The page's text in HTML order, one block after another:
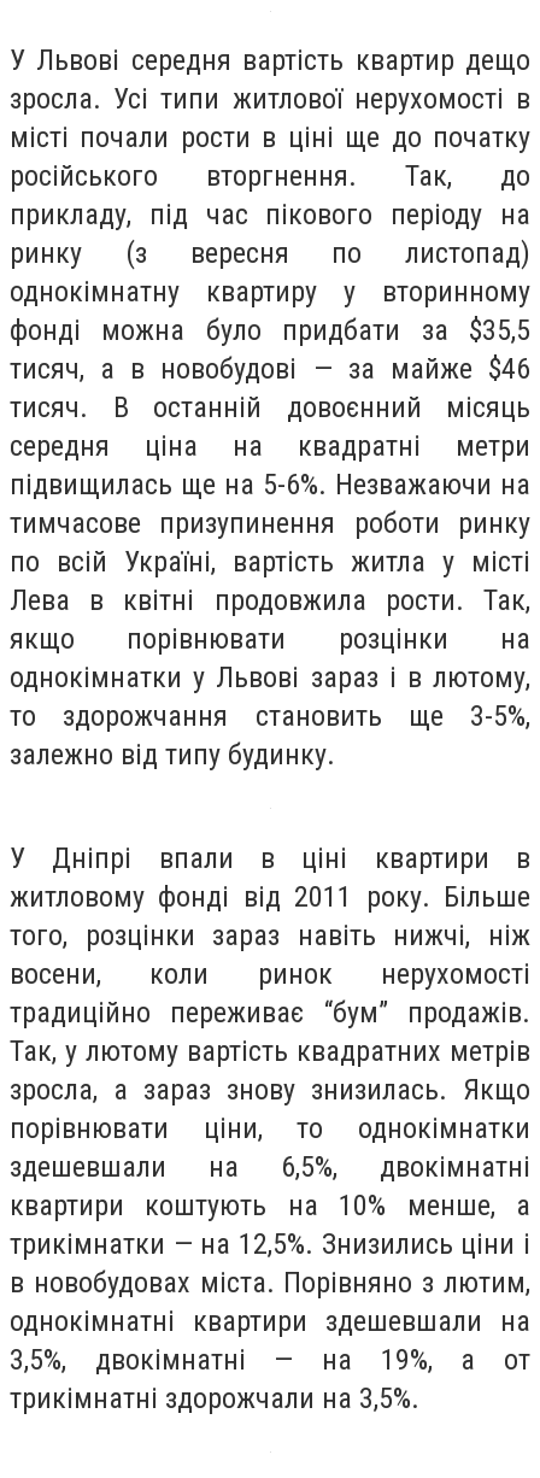
У Львові середня вартість квартир дещо
зросла. Усі типи житлової нерухомості в
місті почали рости в ціні ще до початку
російського вторгнення. Так, до
прикладу, під час пікового періоду на
ринку (з вересня по листопад)
однокімнатну квартиру у вторинному
фонді можна було придбати за $35,5
тисяч, а в новобудові — за майже $46
тисяч. В останній довоєнний місяць
середня ціна на квадратні метри
підвищилась ще на 5-6%. Незважаючи на
тимчасове призупинення роботи ринку
по всій Україні, вартість житла у місті
Лева в квітні продовжила рости. Так,
якщо порівнювати розцінки на
однокімнатки у Львові зараз і в лютому,
то здорожчання становить ще 3-5%,
залежно від типу будинку.
У Дніпрі впали в ціні квартири в
житловому фонді від 2011 року. Більше
того, розцінки зараз навіть нижчі, ніж
восени, коли ринок нерухомості
традиційно переживає “бум” продажів.
Так, у лютому вартість квадратних метрів
зросла, а зараз знову знизилась. Якщо
порівнювати ціни, то однокімнатки
здешевшали на 6,5%, двокімнатні
квартири коштують на 10% менше, а
трикімнатки — на 12,5%. Знизились ціни і
в новобудовах міста. Порівняно з лютим,
однокімнатні квартири здешевшали на
3,5%, двокімнатні — на 19%, а от
трикімнатні здорожчали на 3,5%.